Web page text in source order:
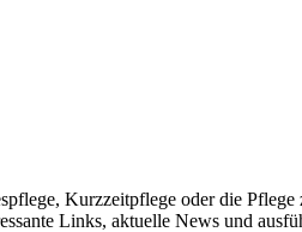
Kurzzeitpflege oder die
Links, aktuelle News und